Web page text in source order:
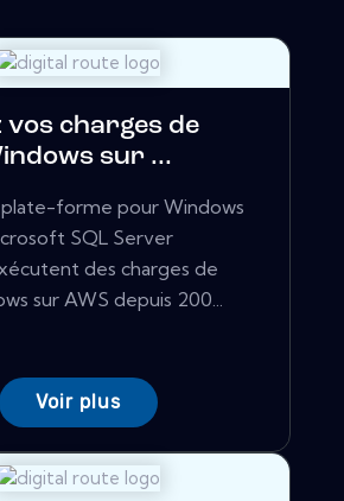
vos charges de
sur ...
plate-forme pour Windows
SQL Server
des charges de
sur AWS depuis 200...
Voir plus